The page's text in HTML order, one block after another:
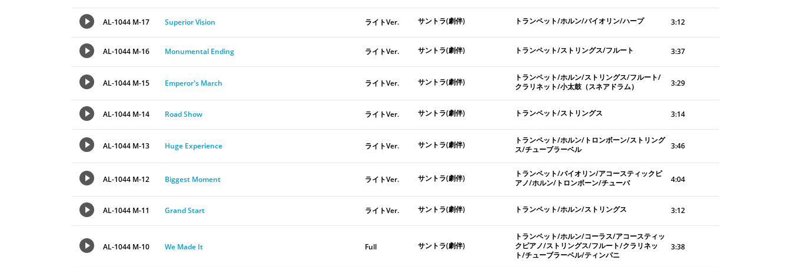
AL-1044 M-17 Superior Vision ライトVer. サントラ(劇伴) トランペット/ホルン/バイオリン/ハープ 3:12
AL-1044 M-16 Monumental Ending ライトVer. サントラ(劇伴) トランペット/ストリングス/フルート 3:37
AL-1044 M-15 Emperor's March ライトVer. サントラ(劇伴)
トランペット/ホルン/ストリングス/フルート/
クラリネット/小太鼓（スネアドラム）
3:29
AL-1044 M-14 Road Show ライトVer. サントラ(劇伴) トランペット/ストリングス 3:14
AL-1044 M-13 Huge Experience ライトVer. サントラ(劇伴)
トランペット/ホルン/トロンボーン/ストリング
ス/チューブラーベル
3:46
AL-1044 M-12 Biggest Moment ライトVer. サントラ(劇伴)
トランペット/バイオリン/アコースティックピ
アノ/ホルン/トロンボーン/チューバ
4:04
AL-1044 M-11 Grand Start ライトVer. サントラ(劇伴) トランペット/ホルン/ストリングス 3:12
AL-1044 M-10 We Made It Full サントラ(劇伴)
トランペット/ホルン/コーラス/アコースティッ
クピアノ/ストリングス/フルート/クラリネッ
ト/チューブラーベル/ティンパニ
3:38